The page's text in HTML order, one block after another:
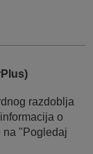
razdoblja
o
na "Pogledaj